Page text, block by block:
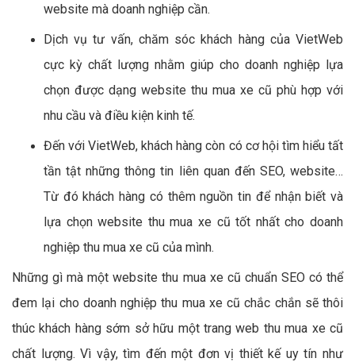
website mà doanh nghiệp cần.
Dịch vụ tư vấn, chăm sóc khách hàng của VietWeb
cực kỳ chất lượng nhằm giúp cho doanh nghiệp lựa
chọn được dạng website thu mua xe cũ phù hợp với
nhu cầu và điều kiện kinh tế.
Đến với VietWeb, khách hàng còn có cơ hội tìm hiểu tất
tần tật những thông tin liên quan đến SEO, website…
Từ đó khách hàng có thêm nguồn tin để nhận biết và
lựa chọn website thu mua xe cũ tốt nhất cho doanh
nghiệp thu mua xe cũ của mình.
Những gì mà một website thu mua xe cũ chuẩn SEO có thể
đem lại cho doanh nghiệp thu mua xe cũ chắc chắn sẽ thôi
thúc khách hàng sớm sở hữu một trang web thu mua xe cũ
chất lượng. Vì vậy, tìm đến một đơn vị thiết kế uy tín như